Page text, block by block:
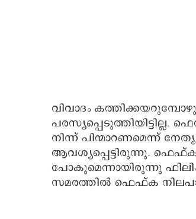
വിവാദം
നിന്ന് പിന്മാറണമെന്ന്
ആവശ്യപ്പെട്ടിരുന്നു.
പോകുമെന്നായിരുന്നു
സമരത്തിൽ ഫെഫ്ക നിലപാട്